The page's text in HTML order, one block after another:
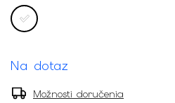
Na dotaz
Možnosti doručenia